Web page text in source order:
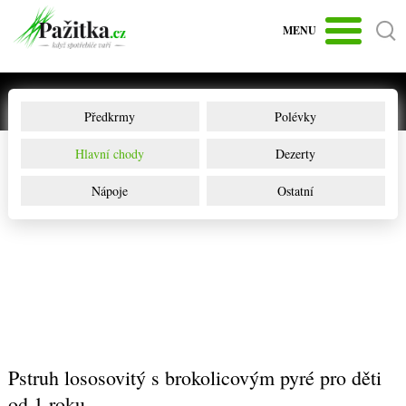
MENU
Předkrmy Polévky
Hlavní chody Dezerty
Nápoje Ostatní
Pstruh lososovitý s brokolicovým pyré pro děti